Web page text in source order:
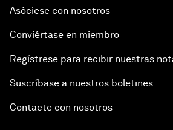
Asóciese con nosotros
Conviértase en miembro
Regístrese para recibir nuestras
Suscríbase a nuestros boletines
Contacte con nosotros